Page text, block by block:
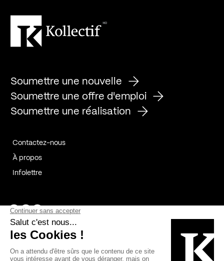
Soumettre une nouvelle
Soumettre une offre d'emploi
Soumettre une réalisation
Contactez-nous
À propos
Infolettre
Page Facebook de Kollectif
Page Instagram de Kollectif
Page Linkedin de Kollectif